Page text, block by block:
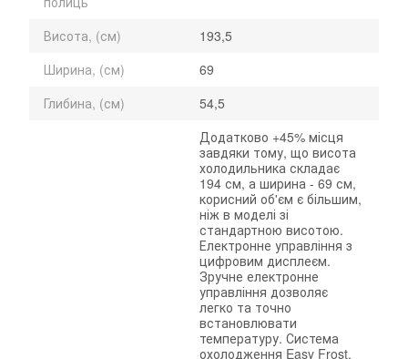
Висота, (см)
193,5
Ширина, (см)
69
Глибина, (см)
54,5
Додатково +45% місця
завдяки тому, що висота
холодильника складає
194 см, а ширина - 69 см,
корисний об'єм є більшим,
ніж в моделі зі
стандартною висотою.
Електронне управління з
цифровим дисплеєм.
Зручне електронне
управління дозволяє
легко та точно
встановлювати
температуру. Система
охолодження Easy Frost.